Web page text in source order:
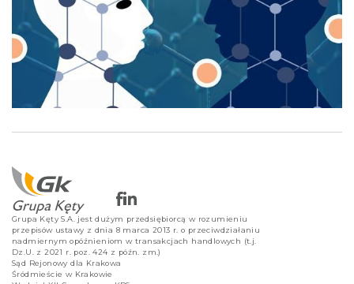
Grupa Kęty S.A. jest dużym przedsiębiorcą w rozumieniu
przepisów ustawy z dnia 8 marca 2013 r. o przeciwdziałaniu
nadmiernym opóźnieniom w transakcjach handlowych (t.j.
Dz.U. z 2021 r. poz. 424 z późn. zm.)
Sąd Rejonowy dla Krakowa
Śródmieście w Krakowie